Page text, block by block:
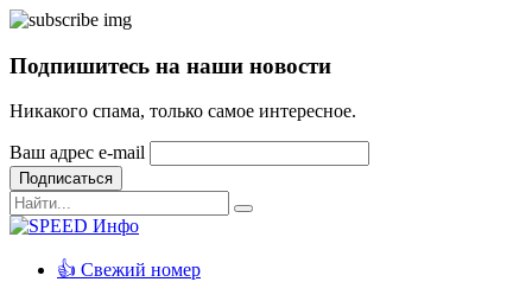
Подпишитесь на наши новости
Никакого спама, только самое интересное.
Ваш адрес e-mail
Подписаться
👍 Свежий номер